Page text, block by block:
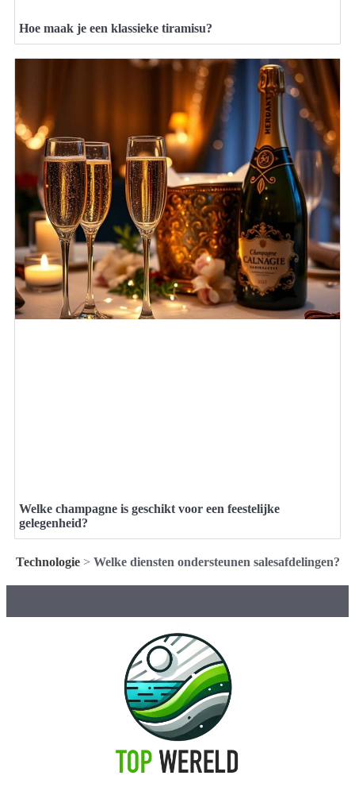
Hoe maak je een klassieke tiramisu?
Welke champagne is geschikt voor een feestelijke
gelegenheid?
Technologie> Welke diensten ondersteunen salesafdelingen?